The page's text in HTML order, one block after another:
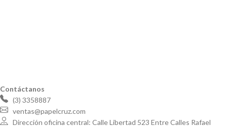
Contáctanos
(3) 3358887
ventas@papelcruz.com
Dirección oficina central: Calle Libertad 523 Entre Calles Rafael